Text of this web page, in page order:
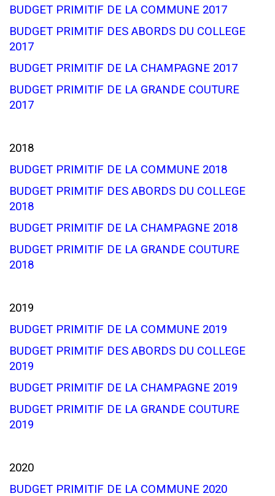
BUDGET PRIMITIF DE LA COMMUNE 2017
BUDGET PRIMITIF DES ABORDS DU COLLEGE
2017
BUDGET PRIMITIF DE LA CHAMPAGNE 2017
BUDGET PRIMITIF DE LA GRANDE COUTURE
2017
2018
BUDGET PRIMITIF DE LA COMMUNE 2018
BUDGET PRIMITIF DES ABORDS DU COLLEGE
2018
BUDGET PRIMITIF DE LA CHAMPAGNE 2018
BUDGET PRIMITIF DE LA GRANDE COUTURE
2018
2019
BUDGET PRIMITIF DE LA COMMUNE 2019
BUDGET PRIMITIF DES ABORDS DU COLLEGE
2019
BUDGET PRIMITIF DE LA CHAMPAGNE 2019
BUDGET PRIMITIF DE LA GRANDE COUTURE
2019
2020
BUDGET PRIMITIF DE LA COMMUNE 2020